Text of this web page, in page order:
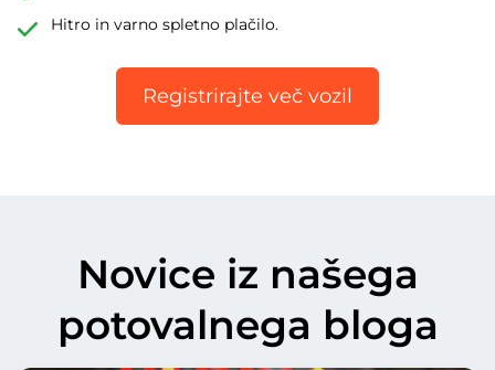
Hitro in varno spletno plačilo.
Registrirajte več vozil
Novice iz našega
potovalnega bloga